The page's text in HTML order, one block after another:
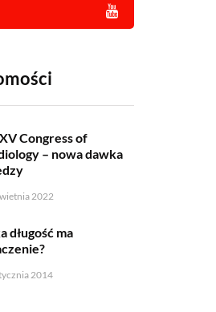
Congress of
– nowa dawka
2022
długość ma
2014